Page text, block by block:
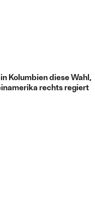
Kolumbien diese Wahl,
rechts regiert